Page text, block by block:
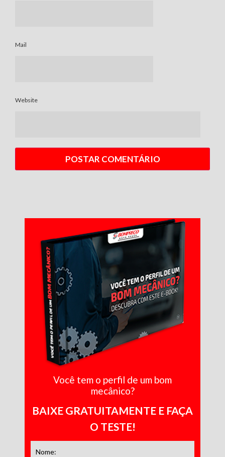
Mail
Website
Você tem o perfil de um bom
mecânico?
BAIXE GRATUITAMENTE E FAÇA
O TESTE!